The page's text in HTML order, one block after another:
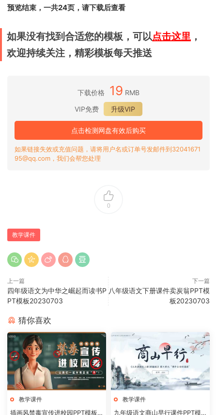
预览结束，一共24页，请下载后查看
如果没有找到合适您的模板，可以点击这里 ，
欢迎持续关注，精彩模板每天推送
下载价格 19 RMB
VIP免费
升级VIP
点击检测网盘有效后购买
如果链接失效或充值问题，请将用户名或订单号发邮件到32041671
95@qq.com，我们会帮您处理
0
教学课件
上一篇
四年级语文为中华之崛起而读书P
PT模板20230703
下一篇
八年级语文下册课件卖炭翁PPT模
板20230703
猜你喜欢
教学课件
插画风禁毒宣传进校园PPT模板2
教学课件
九年级语文商山早行课件PPT模